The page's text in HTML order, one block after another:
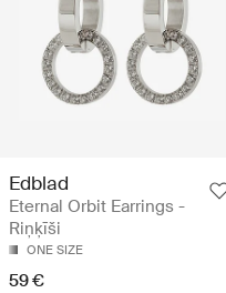
Edblad
Eternal Orbit Earrings -
Riņķīši
ONE SIZE
59 €